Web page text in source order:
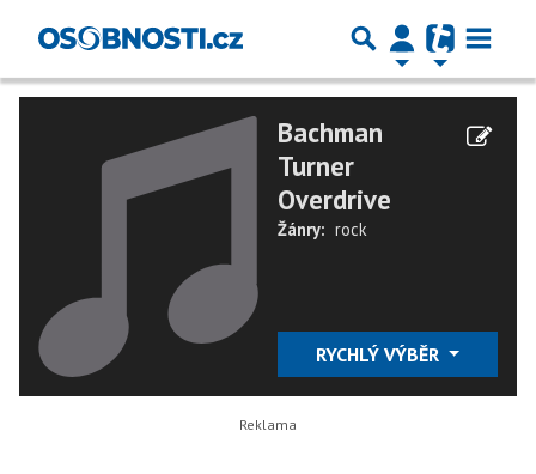
Bachman
Turner
Overdrive
Žánry: rock
RYCHLÝ VÝBĚR